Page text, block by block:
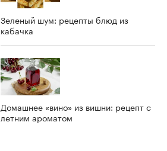
Зеленый шум: рецепты блюд из
кабачка
Домашнее «вино» из вишни: рецепт с
летним ароматом